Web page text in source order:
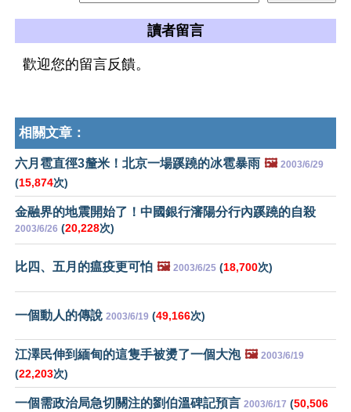
讀者留言
歡迎您的留言反饋。
相關文章：
六月雹直徑3釐米！北京一場蹊蹺的冰雹暴雨 🖼️ 2003/6/29
(15,874次)
金融界的地震開始了！中國銀行瀋陽分行內蹊蹺的自殺
2003/6/26 (20,228次)
比四、五月的瘟疫更可怕 🖼️ 2003/6/25 (18,700次)
一個動人的傳說 2003/6/19 (49,166次)
江澤民伸到緬甸的這隻手被燙了一個大泡 🖼️ 2003/6/19
(22,203次)
一個需政治局急切關注的劉伯溫碑記預言 2003/6/17 (50,506